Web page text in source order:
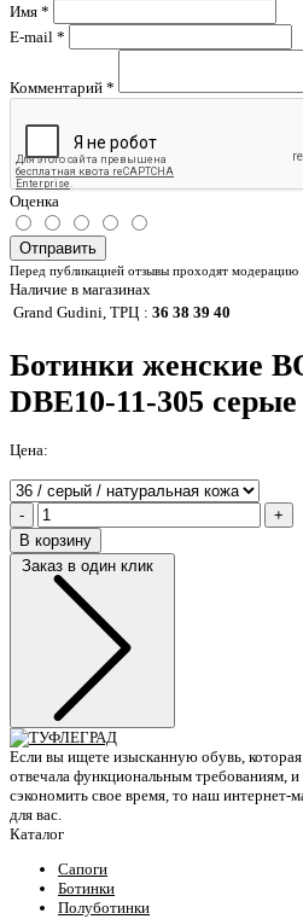
Имя *
E-mail *
Комментарий *
Оценка
Отправить
Перед публикацией отзывы проходят модерацию
Наличие в магазинах
Grand Gudini, ТРЦ : 36 38 39 40
Ботинки женские
DBE10-11-305 серые
Цена:
-
+
В корзину
Заказ в один клик
Если вы ищете изысканную обувь,
отвечала функциональным требованиям,
сэкономить свое время, то наш интернет-
для вас.
Каталог
Сапоги
Ботинки
Полуботинки